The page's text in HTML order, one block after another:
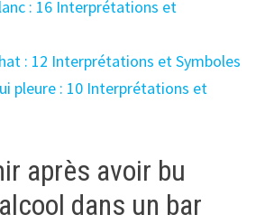
: 16 Interprétations et
: 12 Interprétations et Symboles
pleure : 10 Interprétations et
après avoir bu
dans un bar